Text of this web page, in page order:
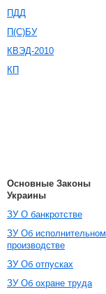
ПДД
П(С)БУ
КВЭД-2010
КП
Основные Законы
Украины
ЗУ О банкротстве
ЗУ Об исполнительном
производстве
ЗУ Об отпусках
ЗУ Об охране труда